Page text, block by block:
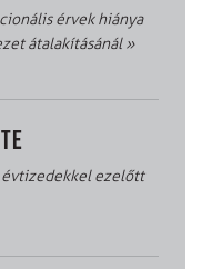
érvek hiánya
átalakításánál»
ezelőtt